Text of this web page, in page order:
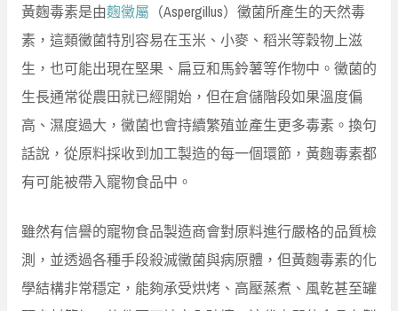
黃麴毒素是由麴黴屬 （Aspergillus）黴菌所產生的天然毒
素，這類黴菌特別容易在玉米、小麥、稻米等穀物上滋
生，也可能出現在堅果、扁豆和馬鈴薯等作物中。黴菌的
生長通常從農田就已經開始，但在倉儲階段如果溫度偏
高、濕度過大，黴菌也會持續繁殖並產生更多毒素。換句
話說，從原料採收到加工製造的每一個環節，黃麴毒素都
有可能被帶入寵物食品中。
雖然有信譽的寵物食品製造商會對原料進行嚴格的品質檢
測，並透過各種手段殺滅黴菌與病原體，但黃麴毒素的化
學結構非常穩定，能夠承受烘烤、高壓蒸煮、風乾甚至罐